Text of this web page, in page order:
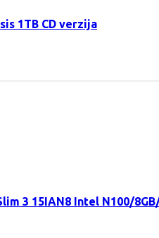
1TB CD verzija
3 15IAN8 Intel N100/